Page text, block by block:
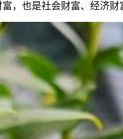
也是社会财富、经济财